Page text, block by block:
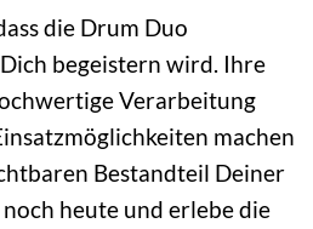
die Drum Duo
begeistern wird. Ihre
Verarbeitung
machen
Bestandteil Deiner
heute und erlebe die